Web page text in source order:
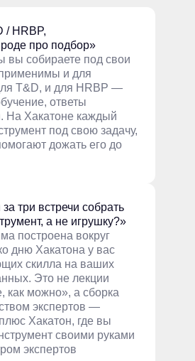
/ HRBP,
про подбор»
вы собираете под свои
и для
T&D, и для HRBP —
ответы
На Хакатоне каждый
под свою задачу,
дожать его до
три встречи собрать
а не игрушку?»
построена вокруг
дню Хакатона у вас
скилла на ваших
Это не лекции
как можно», а сборка
экспертов —
Хакатон, где вы
своими руками
экспертов